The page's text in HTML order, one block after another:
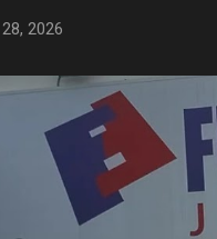
2026